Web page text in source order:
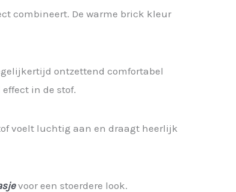
combineert. De warme brick kleur
ontzettend comfortabel
in de stof.
voelt luchtig aan en draagt heerlijk
voor een stoerdere look.